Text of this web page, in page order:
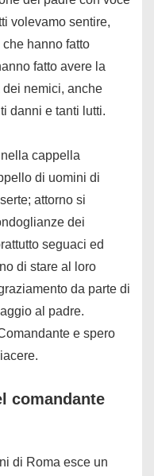
volevamo sentire,
hanno fatto
fatto avere la
dei nemici, anche
danni e tanti lutti.
cappella
di uomini di
attorno si
dei
seguaci ed
di stare al loro
da parte di
al padre.
e spero
comandante
di Roma esce un